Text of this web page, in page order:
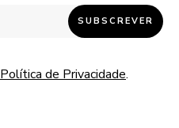
Política de Privacidade.